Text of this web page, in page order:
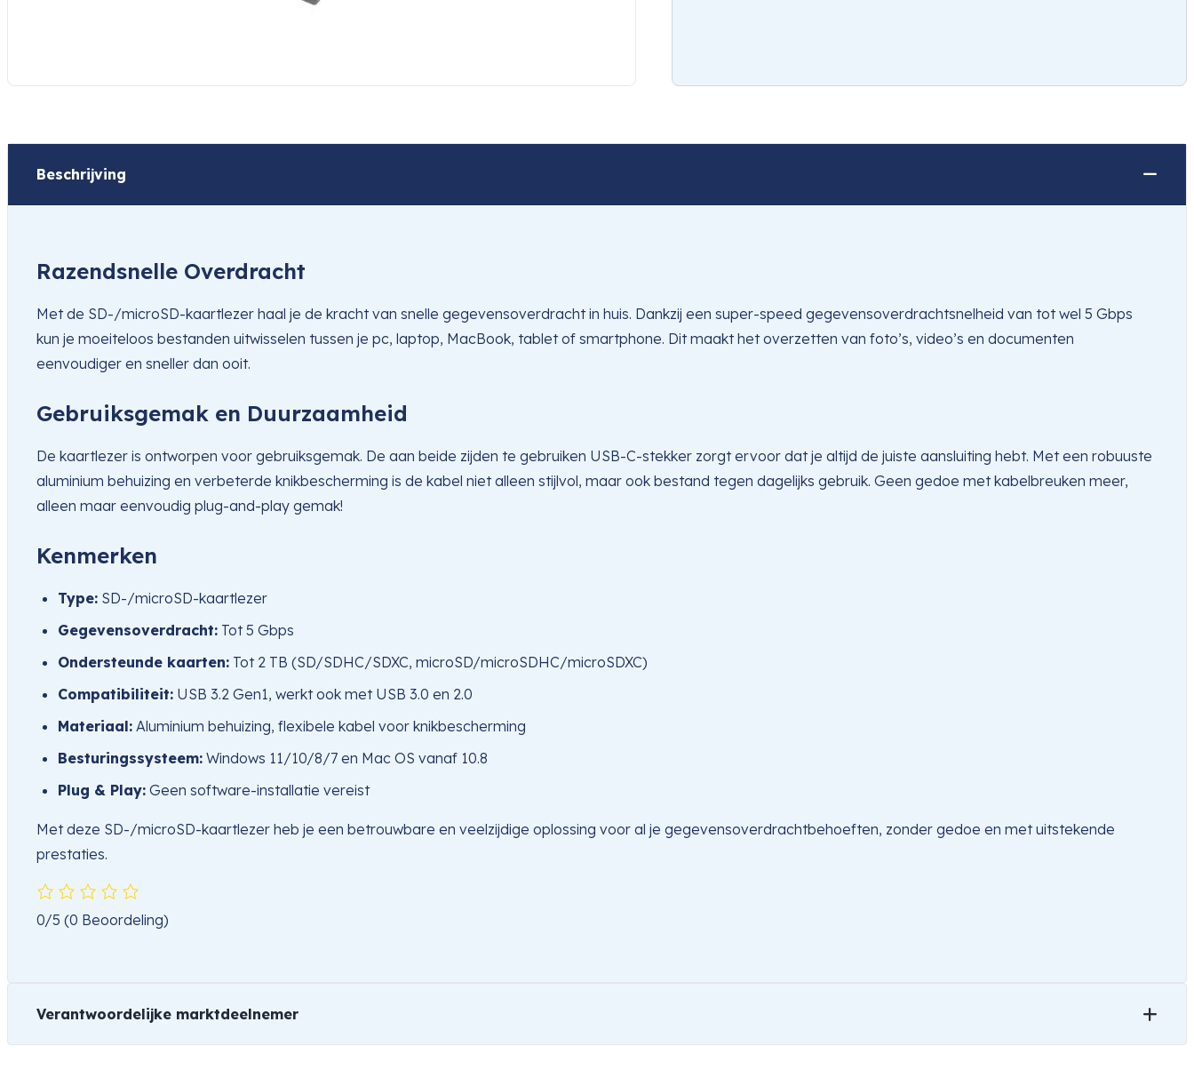
Beschrijving
Razendsnelle Overdracht
Met de SD-/microSD-kaartlezer haal je de kracht van snelle gegevensoverdracht in huis. Dankzij een super-speed gegevensoverdrachtsnelheid van tot wel 5 Gbps
kun je moeiteloos bestanden uitwisselen tussen je pc, laptop, MacBook, tablet of smartphone. Dit maakt het overzetten van foto’s, video’s en documenten
eenvoudiger en sneller dan ooit.
Gebruiksgemak en Duurzaamheid
De kaartlezer is ontworpen voor gebruiksgemak. De aan beide zijden te gebruiken USB-C-stekker zorgt ervoor dat je altijd de juiste aansluiting hebt. Met een robuuste
aluminium behuizing en verbeterde knikbescherming is de kabel niet alleen stijlvol, maar ook bestand tegen dagelijks gebruik. Geen gedoe met kabelbreuken meer,
alleen maar eenvoudig plug-and-play gemak!
Kenmerken
Type: SD-/microSD-kaartlezer
Gegevensoverdracht: Tot 5 Gbps
Ondersteunde kaarten: Tot 2 TB (SD/SDHC/SDXC, microSD/microSDHC/microSDXC)
Compatibiliteit: USB 3.2 Gen1, werkt ook met USB 3.0 en 2.0
Materiaal: Aluminium behuizing, flexibele kabel voor knikbescherming
Besturingssysteem: Windows 11/10/8/7 en Mac OS vanaf 10.8
Plug & Play: Geen software-installatie vereist
Met deze SD-/microSD-kaartlezer heb je een betrouwbare en veelzijdige oplossing voor al je gegevensoverdrachtbehoeften, zonder gedoe en met uitstekende
prestaties.
0/5 (0 Beoordeling)
Verantwoordelijke marktdeelnemer